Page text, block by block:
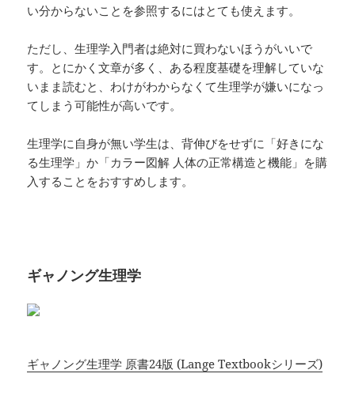
い分からないことを参照するにはとても使えます。
ただし、生理学入門者は絶対に買わないほうがいいで
す。とにかく文章が多く、ある程度基礎を理解していな
いまま読むと、わけがわからなくて生理学が嫌いになっ
てしまう可能性が高いです。
生理学に自身が無い学生は、背伸びをせずに「好きにな
る生理学」か「カラー図解 人体の正常構造と機能」を購
入することをおすすめします。
ギャノング生理学
ギャノング生理学 原書24版 (Lange Textbookシリーズ)